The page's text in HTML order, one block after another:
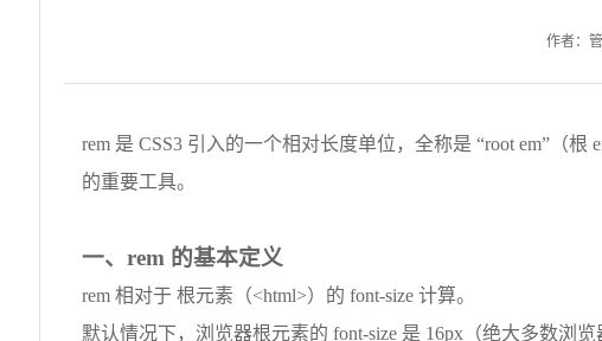
作者：
rem 是 CSS3 引入的一个相对长度单位，全称是 “root em”（
的重要工具。
一、rem 的基本定义
rem 相对于 根元素（<html>）的 font-size 计算。
默认情况下，浏览器根元素的 font-size 是 16px（绝大多数浏览